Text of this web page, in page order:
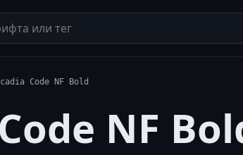
или тег
Code NF Bold
NF